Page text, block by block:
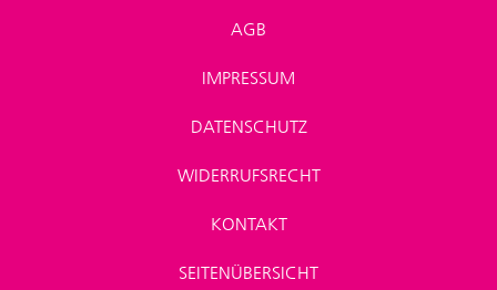
AGB
IMPRESSUM
DATENSCHUTZ
WIDERRUFSRECHT
KONTAKT
SEITENÜBERSICHT